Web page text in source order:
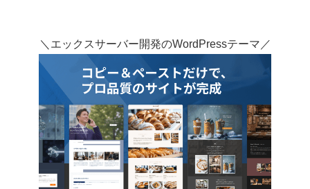
＼エックスサーバー開発のWordPressテーマ／